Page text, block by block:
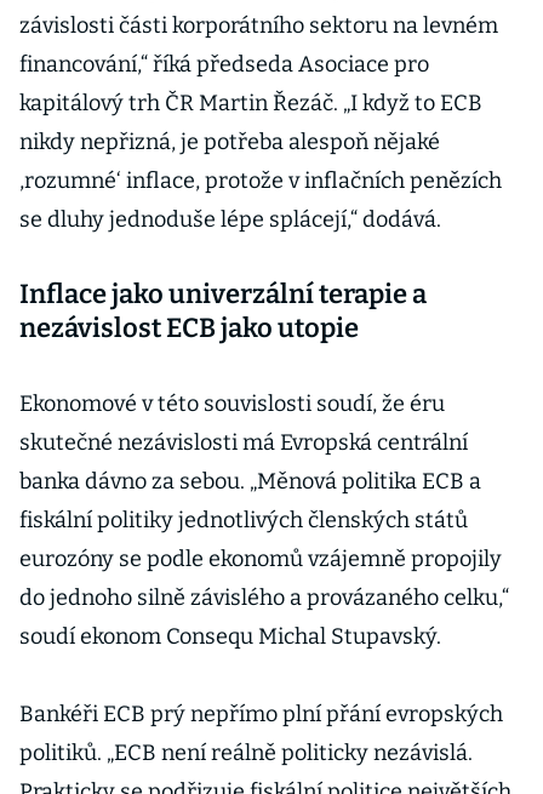
závislosti části korporátního sektoru na levném
financování,“ říká předseda Asociace pro
kapitálový trh ČR Martin Řezáč. „I když to ECB
nikdy nepřizná, je potřeba alespoň nějaké
,rozumné‘ inflace, protože v inflačních penězích
se dluhy jednoduše lépe splácejí,“ dodává.
Inflace jako univerzální terapie a
nezávislost ECB jako utopie
Ekonomové v této souvislosti soudí, že éru
skutečné nezávislosti má Evropská centrální
banka dávno za sebou. „Měnová politika ECB a
fiskální politiky jednotlivých členských států
eurozóny se podle ekonomů vzájemně propojily
do jednoho silně závislého a provázaného celku,“
soudí ekonom Consequ Michal Stupavský.
Bankéři ECB prý nepřímo plní přání evropských
politiků. „ECB není reálně politicky nezávislá.